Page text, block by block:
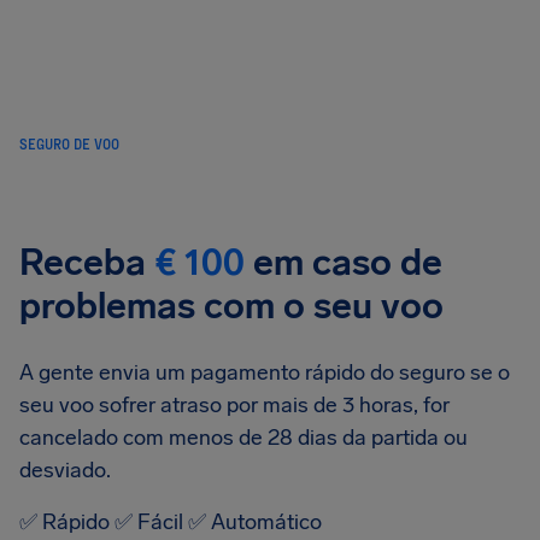
SEGURO DE VOO
Receba € 100 em caso de
problemas com o seu voo
A gente envia um pagamento rápido do seguro se o
seu voo sofrer atraso por mais de 3 horas, for
cancelado com menos de 28 dias da partida ou
desviado.
✅ Rápido ✅ Fácil ✅ Automático